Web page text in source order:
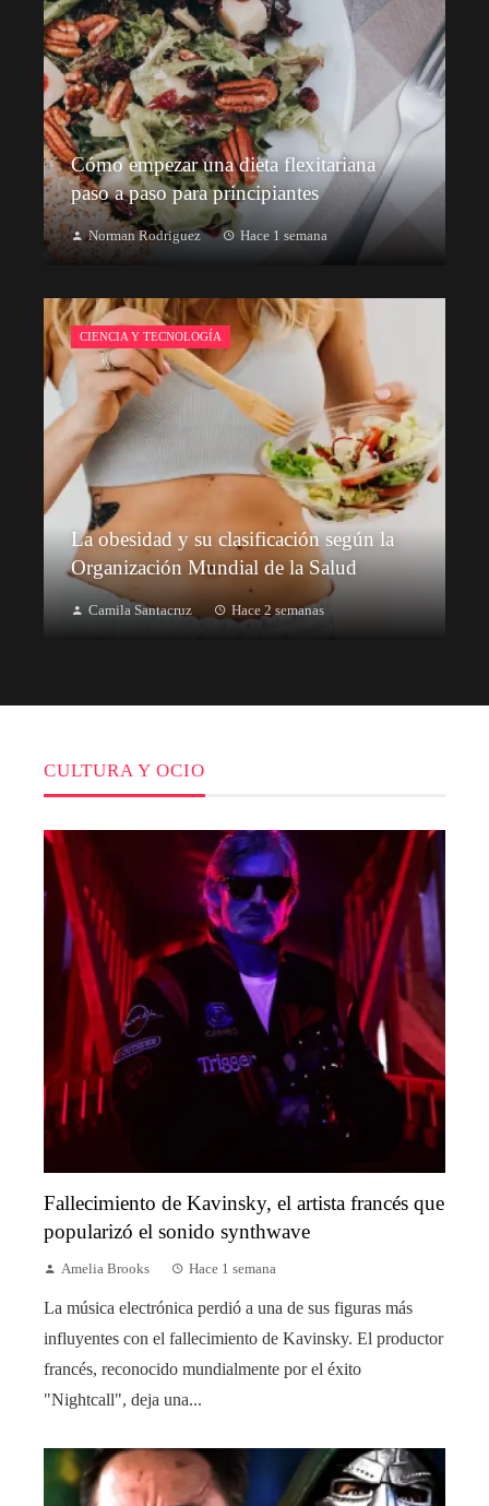
Cómo empezar una dieta flexitariana
paso a paso para principiantes
Norman Rodriguez Hace 1 semana
CIENCIA Y TECNOLOGÍA
La obesidad y su clasificación según la
Organización Mundial de la Salud
Camila Santacruz Hace 2 semanas
CULTURA Y OCIO
Fallecimiento de Kavinsky, el artista francés que
popularizó el sonido synthwave
Amelia Brooks Hace 1 semana
La música electrónica perdió a una de sus figuras más
influyentes con el fallecimiento de Kavinsky. El productor
francés, reconocido mundialmente por el éxito
"Nightcall", deja una...